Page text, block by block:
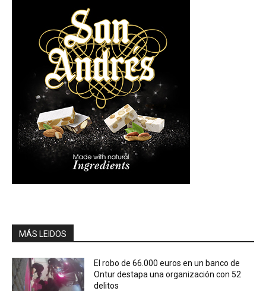
MÁS LEIDOS
El robo de 66.000 euros en un banco de
Ontur destapa una organización con 52
delitos